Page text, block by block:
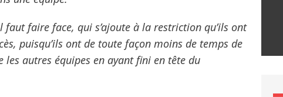
faut faire face, qui s’ajoute à la restriction qu’ils ont
puisqu’ils ont de toute façon moins de temps de
les autres équipes en ayant fini en tête du